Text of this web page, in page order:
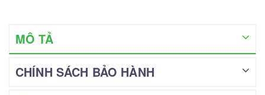
MÔ TẢ
CHÍNH SÁCH BẢO HÀNH